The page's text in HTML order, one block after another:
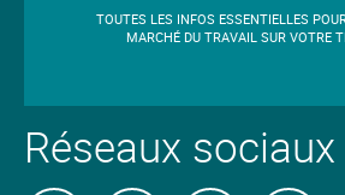
TOUTES LES INFOS ESSENTIELLES
MARCHÉ DU TRAVAIL SUR VOTRE
Réseaux sociaux